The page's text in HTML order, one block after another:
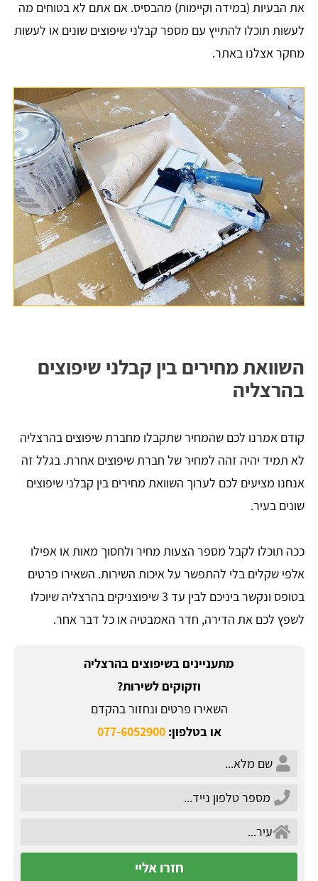
את הבעיות (במידה וקיימות) מהבסיס. אם אתם לא בטוחים מה
לעשות תוכלו להתייץ עם מספר קבלני שיפוצים שונים או לעשות
מחקר אצלנו באתר.
השוואת מחירים בין קבלני שיפוצים
בהרצליה
קודם אמרנו לכם שהמחיר שתקבלו מחברת שיפוצים בהרצליה
לא תמיד יהיה זהה למחיר של חברת שיפוצים אחרת. בגלל זה
אנחנו מציעים לכם לערוך השוואת מחירים בין קבלני שיפוצים
שונים בעיר.
ככה תוכלו לקבל מספר הצעות מחיר ולחסוך מאות או אפילו
אלפי שקלים בלי להתפשר על איכות השירות. השאירו פרטים
בטופס ונקשר ביניכם לבין עד 3 שיפוצניקים בהרצליה שיוכלו
לשפץ לכם את הדירה, חדר האמבטיה או כל דבר אחר.
מתעניינים בשיפוצים בהרצליה
וזקוקים לשירות?
השאירו פרטים ונחזור בהקדם
או בטלפון:077-6052900
חזרו אליי